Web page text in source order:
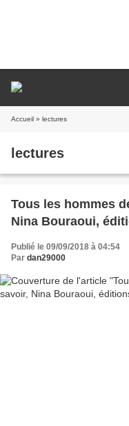
Accueil » lectures
lectures
Tous les hommes
Nina Bouraoui,
Publié le 09/09/2018 à 04:54
Par dan29000